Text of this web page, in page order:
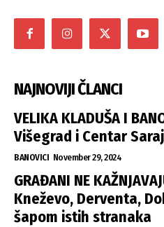
NAJNOVIJI ČLANCI
VELIKA KLADUŠA I
Višegrad i Centar
BANOVICI November 29, 2024
GRAĐANI NE
Kneževo, Derventa,
šapom istih stranaka